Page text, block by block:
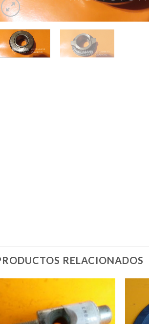
RELACIONADOS